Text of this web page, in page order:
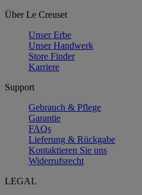
Über Le Creuset
Unser Erbe
Unser Handwerk
Store Finder
Karriere
Support
Gebrauch & Pflege
Garantie
FAQs
Lieferung & Rückgabe
Kontaktieren Sie uns
Widerrufsrecht
LEGAL